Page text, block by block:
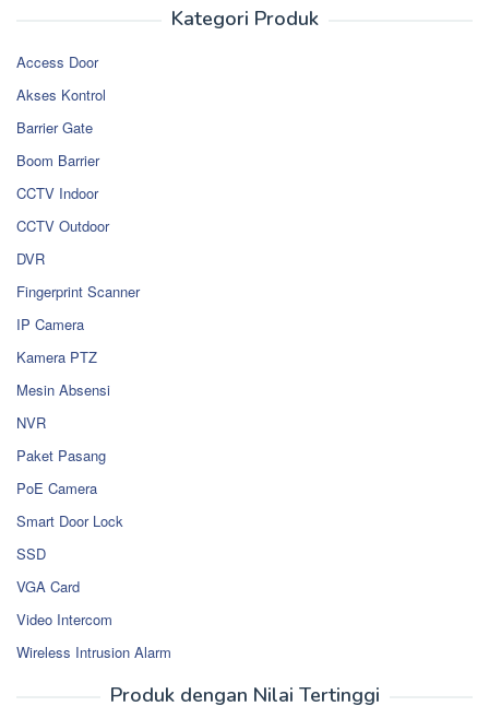
Kategori Produk
Access Door
Akses Kontrol
Barrier Gate
Boom Barrier
CCTV Indoor
CCTV Outdoor
DVR
Fingerprint Scanner
IP Camera
Kamera PTZ
Mesin Absensi
NVR
Paket Pasang
PoE Camera
Smart Door Lock
SSD
VGA Card
Video Intercom
Wireless Intrusion Alarm
Produk dengan Nilai Tertinggi